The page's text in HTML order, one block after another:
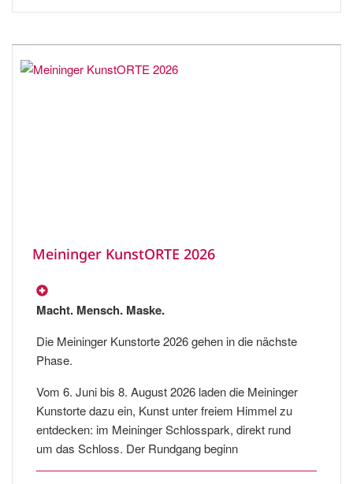
Meininger KunstORTE 2026
Macht. Mensch. Maske.
Die Meininger Kunstorte 2026 gehen in die nächste
Phase.
Vom 6. Juni bis 8. August 2026 laden die Meininger
Kunstorte dazu ein, Kunst unter freiem Himmel zu
entdecken: im Meininger Schlosspark, direkt rund
um das Schloss. Der Rundgang beginn